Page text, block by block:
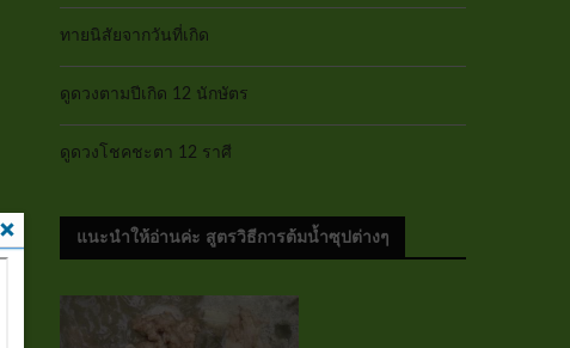
ทายนิสัยจากวันที่เกิด
ดูดวงตามปีเกิด 12 นักษัตร
ดูดวงโชคชะตา 12 ราศี
แนะนำให้อ่านค่ะ สูตรวิธีการต้มน้ำซุปต่างๆ